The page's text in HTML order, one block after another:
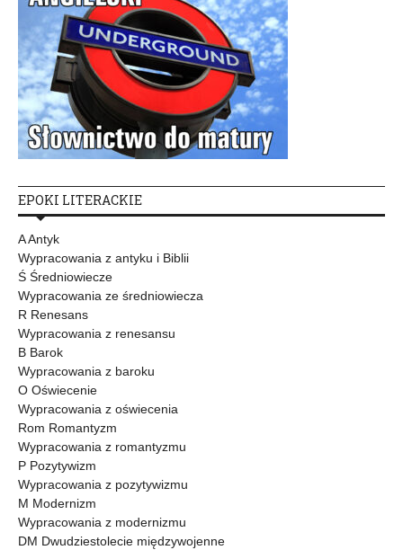
EPOKI LITERACKIE
A Antyk
Wypracowania z antyku i Biblii
Ś Średniowiecze
Wypracowania ze średniowiecza
R Renesans
Wypracowania z renesansu
B Barok
Wypracowania z baroku
O Oświecenie
Wypracowania z oświecenia
Rom Romantyzm
Wypracowania z romantyzmu
P Pozytywizm
Wypracowania z pozytywizmu
M Modernizm
Wypracowania z modernizmu
DM Dwudziestolecie międzywojenne